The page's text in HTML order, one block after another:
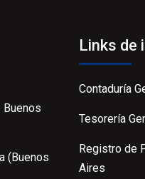
(Buenos
Links de
Contaduría
Tesorería
Registro de
Aires